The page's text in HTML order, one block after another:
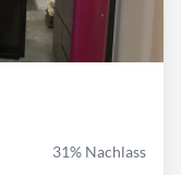
31% Nachlass